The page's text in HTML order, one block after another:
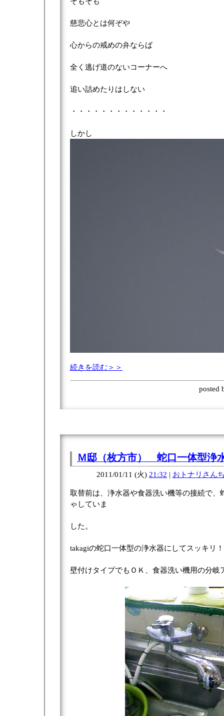
慈悲心とは何ぞや
心からの戒めの弁ならば
全く逃げ道のないコーナーへ
追い詰めたりはしない
・・・・・・・・・・・・・
しかし
続きを読む＞＞
posted
Ｍ邸（枚方市） 蛇口一体型浄
2011/01/11 (火) 21:32 | おトナリさん
取替前は、浄水器や食器洗い機等の接続で、
ゃしていま
した。
takagiの蛇口一体型の浄水器にしてスッキリ！
壁付けタイプでもＯＫ、食器洗い機用の分岐